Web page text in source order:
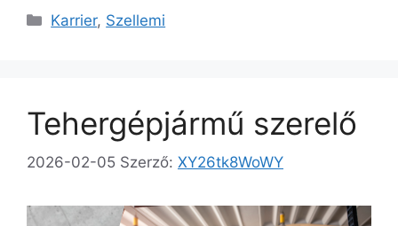
Karrier, Szellemi
Tehergépjármű szerelő
2026-02-05 Szerző: XY26tk8WoWY